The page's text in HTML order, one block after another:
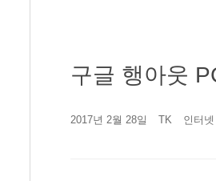
구글 행아웃
2017년 2월 28일 TK 인터넷